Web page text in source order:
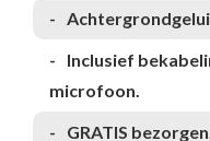
Inclusief
microfoon.
GRATIS